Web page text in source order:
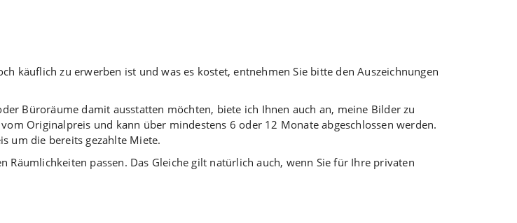
käuflich zu erwerben ist und was es kostet, entnehmen Sie bitte den Auszeichnungen
Büroräume damit ausstatten möchten, biete ich Ihnen auch an, meine Bilder zu
Originalpreis und kann über mindestens 6 oder 12 Monate abgeschlossen werden.
um die bereits gezahlte Miete.
passen. Das Gleiche gilt natürlich auch, wenn Sie für Ihre privaten